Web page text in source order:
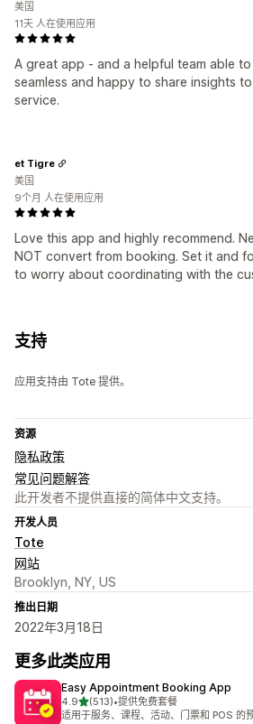
A great app - and a helpful team able
seamless and happy to share insights
service.
美国
11天 人在使用应用
Love this app and highly recommend.
NOT convert from booking. Set it and
to worry about coordinating with the
et Tigre
美国
9个月 人在使用应用
支持
应用支持由 Tote 提供。
资源
隐私政策
常见问题解答
此开发者不提供直接的简体中文支持。
开发人员
Tote
网站
Brooklyn, NY, US
推出日期
2022年3月18日
更多此类应用
Easy Appointment Booking App
4.9星（满分 5 星）
(513)
总共 513 条评论
•提供免费套餐
适用于服务、课程、活动、门票和 POS 的